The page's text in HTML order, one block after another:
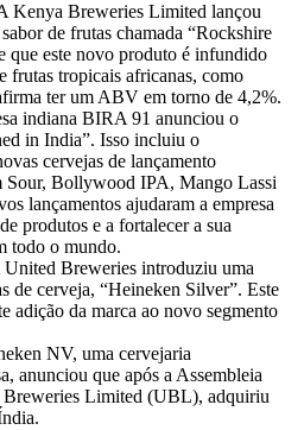
Kenya Breweries Limited lançou
de frutas chamada “Rockshire
que este novo produto é infundido
frutas tropicais africanas, como
ter um ABV em torno de 4,2%.
indiana BIRA 91 anunciou o
in India”. Isso incluiu o
cervejas de lançamento
Bollywood IPA, Mango Lassi
lançamentos ajudaram a empresa
produtos e a fortalecer a sua
todo o mundo.
United Breweries introduziu uma
de cerveja, “Heineken Silver”. Este
adição da marca ao novo segmento
NV, uma cervejaria
anunciou que após a Assembleia
Limited (UBL), adquiriu